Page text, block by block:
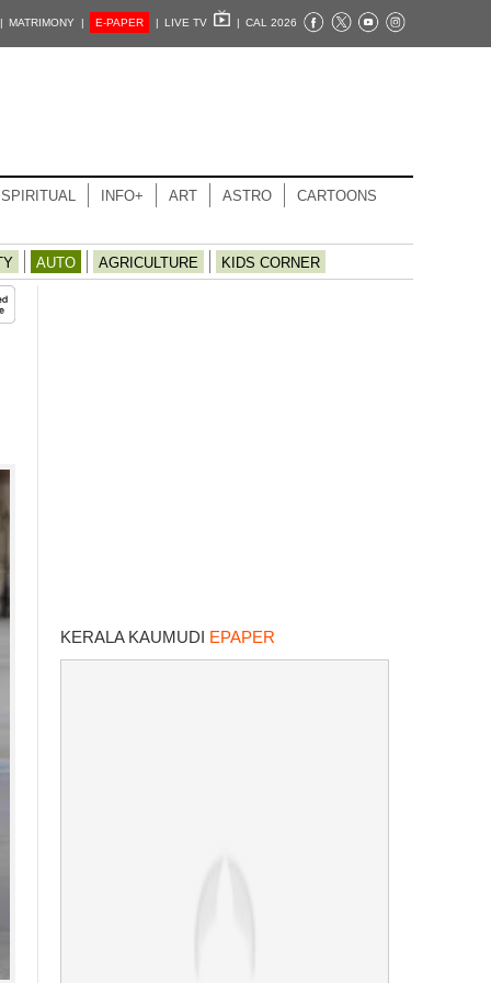
MATRIMONY | E-PAPER | LIVE TV | CAL 2026
SPIRITUAL INFO+ ART ASTRO CARTOONS
AUTO AGRICULTURE KIDS CORNER
KERALA KAUMUDI EPAPER